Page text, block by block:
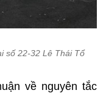
số 22-32 Lê Thái Tổ
về nguyên tắc